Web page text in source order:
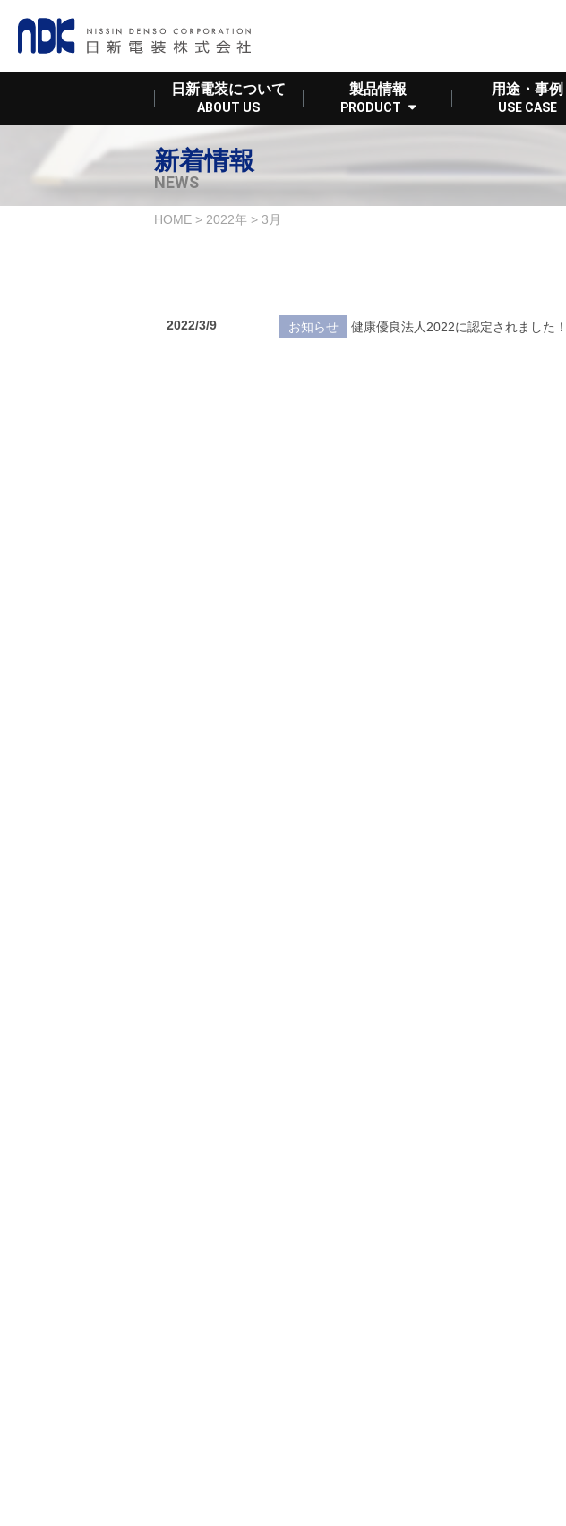
日新電装について
ABOUT US
製品情報
PRODUCT
用途・事例
USE CASE
新着情報
NEWS
HOME > 2022年 > 3月
2022/3/9 お知らせ 健康優良法人2022に認定されました！